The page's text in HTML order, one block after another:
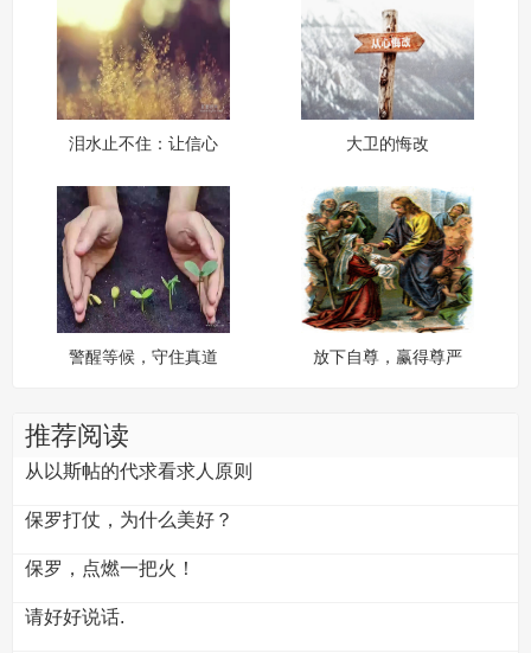
泪水止不住：让信心
大卫的悔改
警醒等候，守住真道 放下自尊，赢得尊严
推荐阅读
从以斯帖的代求看求人原则
保罗打仗，为什么美好？
保罗，点燃一把火！
请好好说话.